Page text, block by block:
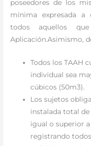
poseedores de los
mínima expresada a
todos aquellos
Aplicación.Asimismo,
Todos los TAAH
individual sea
cúbicos (50m3).
Los sujetos
instalada total de
igual o superior
registrando